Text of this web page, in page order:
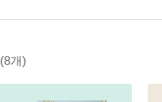
(8개)